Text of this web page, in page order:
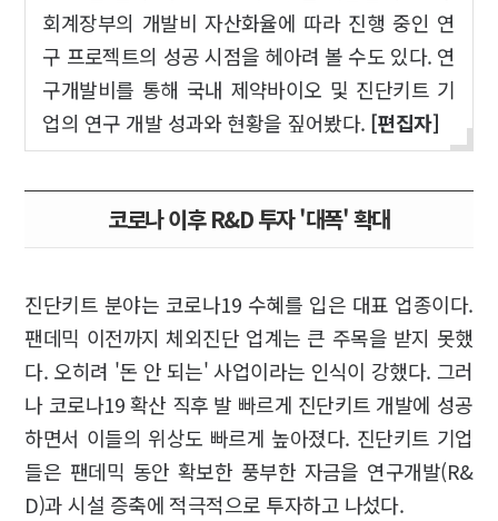
회계장부의 개발비 자산화율에 따라 진행 중인 연
구 프로젝트의 성공 시점을 헤아려 볼 수도 있다. 연
구개발비를 통해 국내 제약바이오 및 진단키트 기
업의 연구 개발 성과와 현황을 짚어봤다. [편집자]
코로나 이후 R&D 투자 '대폭' 확대
진단키트 분야는 코로나19 수혜를 입은 대표 업종이다.
팬데믹 이전까지 체외진단 업계는 큰 주목을 받지 못했
다. 오히려 '돈 안 되는' 사업이라는 인식이 강했다. 그러
나 코로나19 확산 직후 발 빠르게 진단키트 개발에 성공
하면서 이들의 위상도 빠르게 높아졌다. 진단키트 기업
들은 팬데믹 동안 확보한 풍부한 자금을 연구개발(R&
D)과 시설 증축에 적극적으로 투자하고 나섰다.